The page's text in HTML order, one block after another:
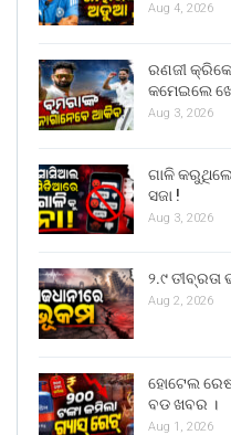
Aug 4, 2026
ରଣଜୀ
କମେଇଲେ
Aug 3, 2026
ଗାଳି
ସଜା !
Aug 3, 2026
୨.୯ ତୀବ୍ରତା
Aug 2, 2026
ହୋଟେଲ
ବଡ ଖବର ।
Aug 1, 2026